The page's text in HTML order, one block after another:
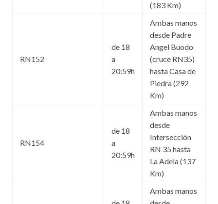
(183 Km)
RN152
de 18
a
20:59h
Ambas manos
desde Padre
Angel Buodo
(cruce RN35)
hasta Casa de
Piedra (292
Km)
RN154
de 18
a
20:59h
Ambas manos
desde
Intersección
RN 35 hasta
La Adela (137
Km)
Ambas manos